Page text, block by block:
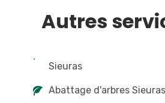
Autres
Sieuras
Abattage d'arbres Sieuras